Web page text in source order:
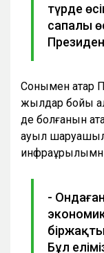
түрде
сапалы
Сонымен қатар
жылдар бойы
де болғанын
ауыл
-
Бұл